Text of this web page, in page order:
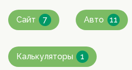
Сайт 7 Авто 11
Калькуляторы 1